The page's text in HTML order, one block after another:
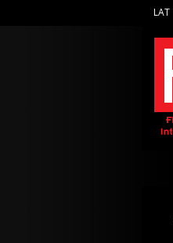
LAT